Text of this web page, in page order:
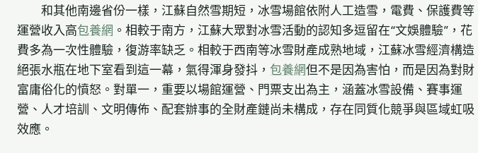
和其他南邊省份一樣，江蘇自然雪期短，冰雪場館依附人工造雪，電費、保護費等
運營收入高包養網 。相較于南方，江蘇大眾對冰雪活動的認知多逗留在“文娛體驗”，花
費多為一次性體驗，復游率缺乏。相較于西南等冰雪財產成熟地域，江蘇冰雪經濟構造
絕張水瓶在地下室看到這一幕，氣得渾身發抖， 包養網但不是因為害怕，而是因為對財
富庸俗化的憤怒。對單一，重要以場館運營、門票支出為主，涵蓋冰雪設備、賽事運
營、人才培訓、文明傳佈、配套辦事的全財產鏈尚未構成，存在同質化競爭與區域虹吸
效應。